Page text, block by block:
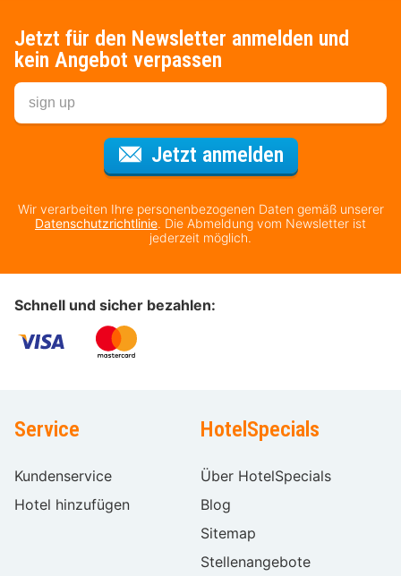
Jetzt für den Newsletter anmelden und
kein Angebot verpassen
Jetzt anmeldenFür den
Wir verarbeiten Ihre personenbezogenen Daten gemäß unserer
Datenschutzrichtlinie. Die Abmeldung vom Newsletter ist
jederzeit möglich.
Schnell und sicher bezahlen:
Service
Kundenservice
Hotel hinzufügen
HotelSpecials
Über HotelSpecials
Blog
Sitemap
Stellenangebote